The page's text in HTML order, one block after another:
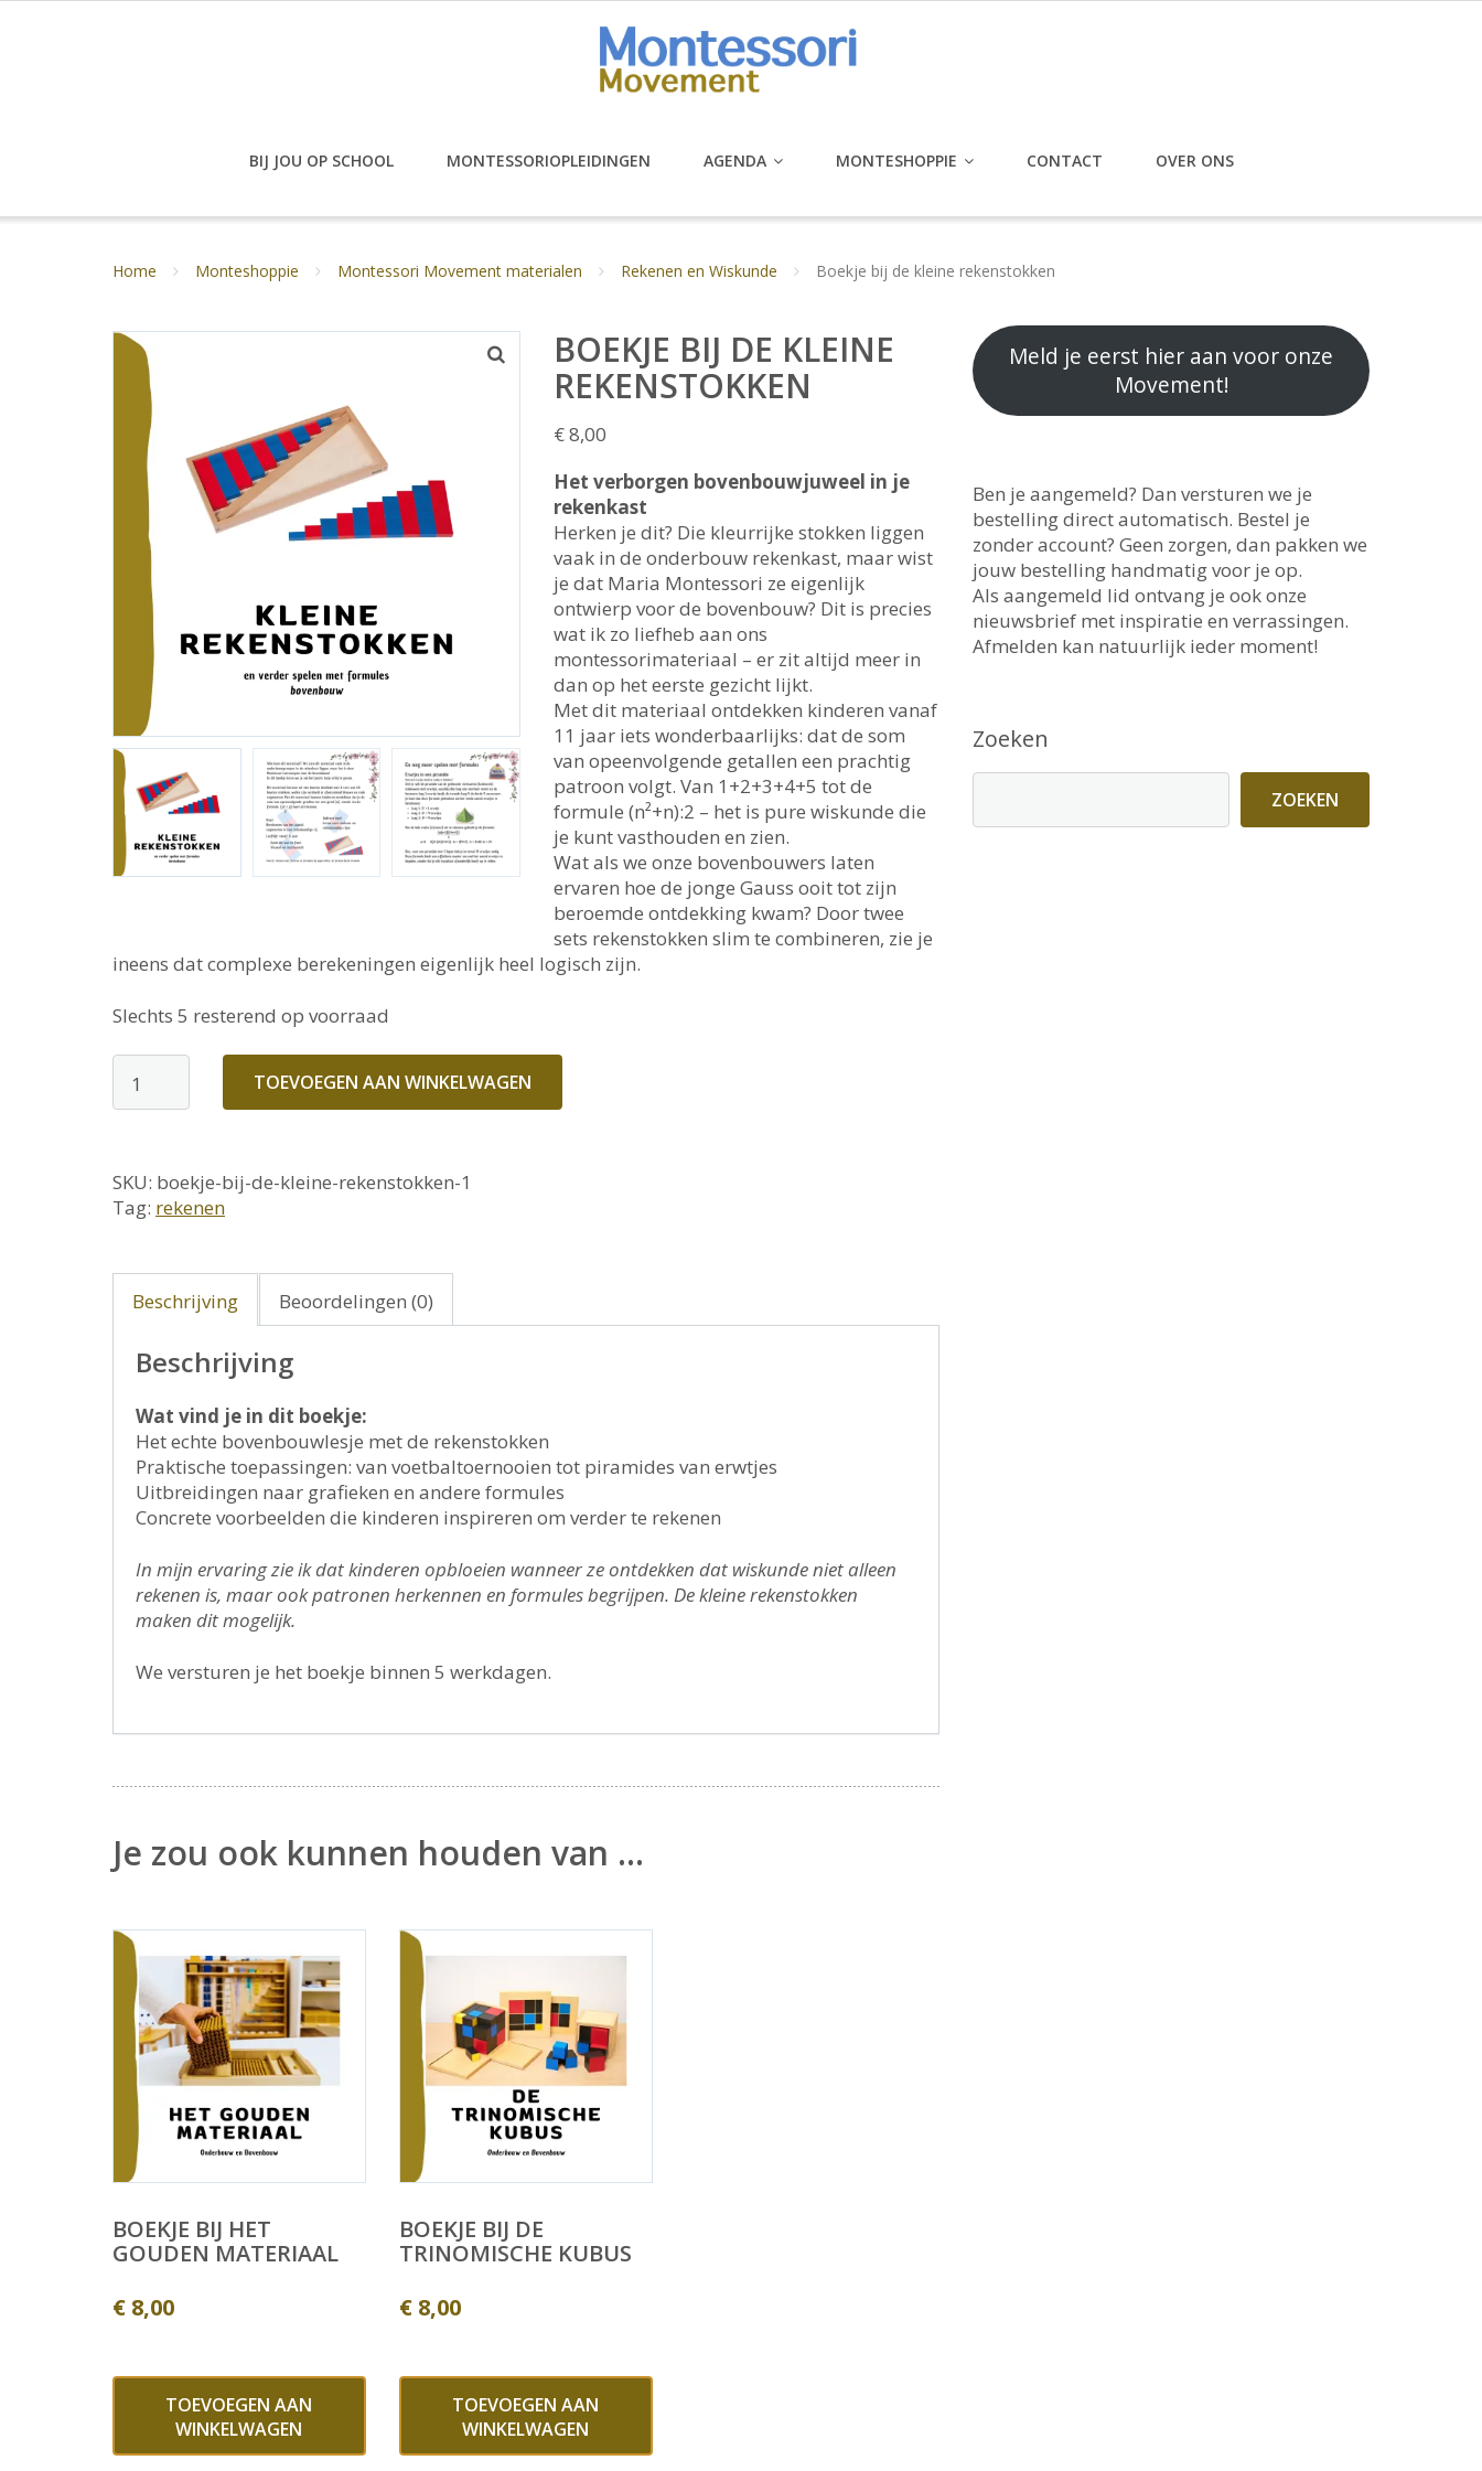
BIJ JOU OP SCHOOL MONTESSORIOPLEIDINGEN AGENDA MONTESHOPPIE CONTACT OVER ONS
Home Monteshoppie Montessori Movement materialen Rekenen en Wiskunde Boekje bij de kleine rekenstokken
BOEKJE BIJ DE KLEINE
REKENSTOKKEN
€8,00
Het verborgen bovenbouwjuweel in je
rekenkast
Herken je dit? Die kleurrijke stokken liggen
vaak in de onderbouw rekenkast, maar wist
je dat Maria Montessori ze eigenlijk
ontwierp voor de bovenbouw? Dit is precies
wat ik zo liefheb aan ons
montessorimateriaal – er zit altijd meer in
dan op het eerste gezicht lijkt.
Met dit materiaal ontdekken kinderen vanaf
11 jaar iets wonderbaarlijks: dat de som
van opeenvolgende getallen een prachtig
patroon volgt. Van 1+2+3+4+5 tot de
formule (n²+n):2 – het is pure wiskunde die
je kunt vasthouden en zien.
Wat als we onze bovenbouwers laten
ervaren hoe de jonge Gauss ooit tot zijn
beroemde ontdekking kwam? Door twee
sets rekenstokken slim te combineren, zie je
ineens dat complexe berekeningen eigenlijk heel logisch zijn.
Slechts 5 resterend op voorraad
bij
rekenstokken
aantal
TOEVOEGEN AAN WINKELWAGEN
SKU: boekje-bij-de-kleine-rekenstokken-1
Tag: rekenen
Beschrijving Beoordelingen (0)
Beschrijving
Wat vind je in dit boekje:
Het echte bovenbouwlesje met de rekenstokken
Praktische toepassingen: van voetbaltoernooien tot piramides van erwtjes
Uitbreidingen naar grafieken en andere formules
Concrete voorbeelden die kinderen inspireren om verder te rekenen
In mijn ervaring zie ik dat kinderen opbloeien wanneer ze ontdekken dat wiskunde niet alleen
rekenen is, maar ook patronen herkennen en formules begrijpen. De kleine rekenstokken
maken dit mogelijk.
We versturen je het boekje binnen 5 werkdagen.
Je zou ook kunnen houden van …
BOEKJE BIJ HET
GOUDEN MATERIAAL
€ 8,00
TOEVOEGEN AAN
WINKELWAGEN
BOEKJE BIJ DE
TRINOMISCHE KUBUS
€8,00
TOEVOEGEN AAN
WINKELWAGEN
Meld je eerst hier aan voor onze
Movement!
Ben je aangemeld? Dan versturen we je
bestelling direct automatisch. Bestel je
zonder account? Geen zorgen, dan pakken we
jouw bestelling handmatig voor je op.
Als aangemeld lid ontvang je ook onze
nieuwsbrief met inspiratie en verrassingen.
Afmelden kan natuurlijk ieder moment!
Zoeken
ZOEKEN